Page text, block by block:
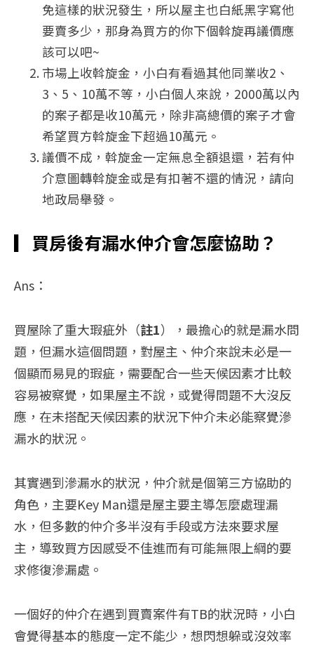
免這樣的狀況發生，所以屋主也白紙黑字寫他
要賣多少，那身為買方的你下個斡旋再議價應
該可以吧~
市場上收斡旋金，小白有看過其他同業收2、
3、5、10萬不等，小白個人來說，2000萬以內
的案子都是收10萬元，除非高總價的案子才會
希望買方斡旋金下超過10萬元。
議價不成，斡旋金一定無息全額退還，若有仲
介意圖轉斡旋金或是有扣著不還的情況，請向
地政局舉發。
▎ 買房後有漏水仲介會怎麼協助？
Ans：
買屋除了重大瑕疵外（註1），最擔心的就是漏水問
題，但漏水這個問題，對屋主、仲介來說未必是一
個顯而易見的瑕疵，需要配合一些天候因素才比較
容易被察覺，如果屋主不說，或覺得問題不大沒反
應，在未搭配天候因素的狀況下仲介未必能察覺滲
漏水的狀況。
其實遇到滲漏水的狀況，仲介就是個第三方協助的
角色，主要Key Man還是屋主要主導怎麼處理漏
水，但多數的仲介多半沒有手段或方法來要求屋
主，導致買方因感受不佳進而有可能無限上綱的要
求修復滲漏處。
一個好的仲介在遇到買賣案件有TB的狀況時，小白
會覺得基本的態度一定不能少，想閃想躲或沒效率